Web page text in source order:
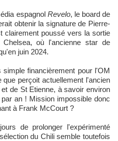
espagnol Revelo, le board de
obtenir la signature de Pierre-
clairement poussé vers la sortie
où l'ancienne star de
juin 2024.
financièrement pour l'OM
que perçoit actuellement l'ancien
de St Etienne, à savoir environ
an ! Mission impossible donc
à Frank McCourt ?
de prolonger l'expérimenté
du Chili semble toutefois